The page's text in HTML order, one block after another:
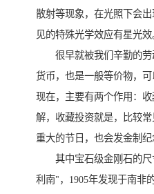
散射等现象，在光照下会
见的特殊光学效应有星光效
很早就被我们辛勤的劳
货币，也是一般等价物，
现在，主要有两个作用：
解，收藏投资就是，比较
重大的节日，也会发金制纪
其中宝石级金刚石的尺
利南"，1905年发现于南非